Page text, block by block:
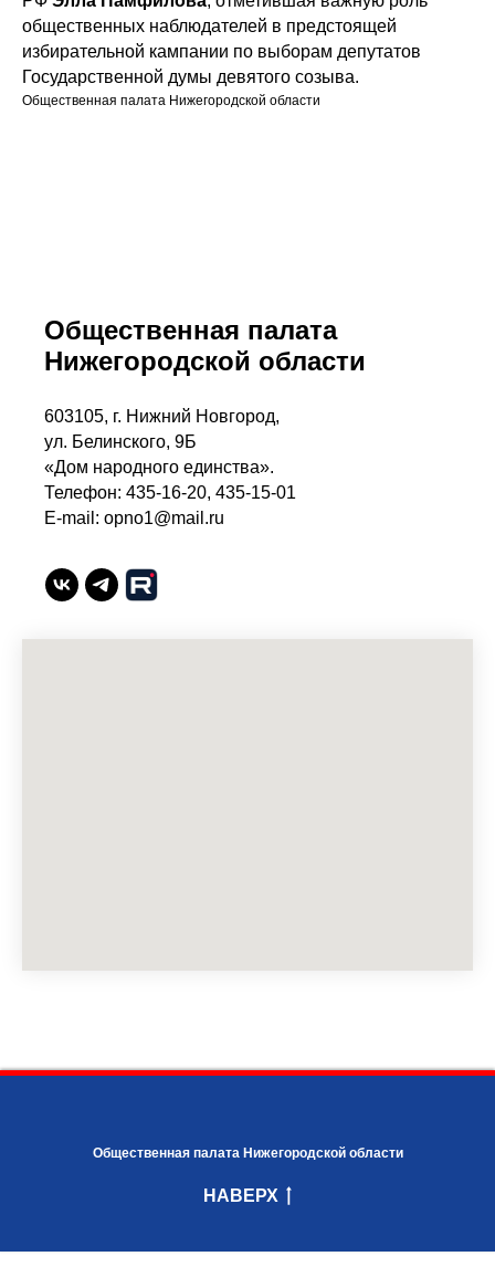
общественных наблюдателей в предстоящей
избирательной кампании по выборам депутатов
Государственной думы девятого созыва.
Общественная палата Нижегородской области
Общественная палата
Нижегородской области
603105, г. Нижний Новгород,
ул. Белинского, 9Б
«Дом народного единства».
Телефон: 435-16-20, 435-15-01
E-mail: opno1@mail.ru
Общественная палата Нижегородской области
НАВЕРХ